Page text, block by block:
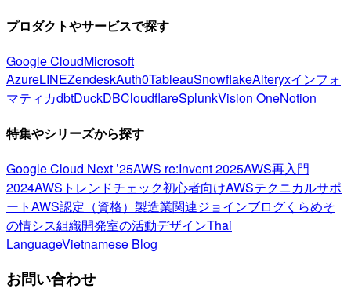
プロダクトやサービスで探す
Google CloudMicrosoft
AzureLINEZendeskAuth0TableauSnowflakeAlteryxインフォ
マティカdbtDuckDBCloudflareSplunkVision OneNotion
特集やシリーズから探す
Google Cloud Next ’25AWS re:Invent 2025AWS再入門
2024AWSトレンドチェック初心者向けAWSテクニカルサポ
ートAWS認定（資格） 製造業関連ジョインブログくらめそ
の情シス組織開発室の活動デザインThai
LanguageVietnamese Blog
お問い合わせ